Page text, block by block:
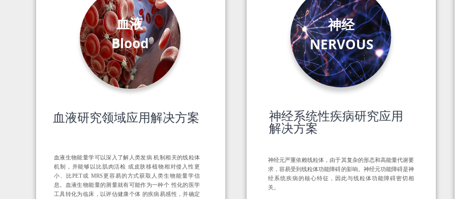
血液研究领域应用解决方案
血液生物能量学可以深入了解人类发病 机制相关的线粒体
机制，并能够以比肌肉活检 或皮肤移植物相对侵入性更
小、比PET或 MRS更容易的方式获取人类生物能量学信
息。血液生物能量的测量就有可能作为一种个 性化的医学
工具转化为临床，以评估健康个体 的疾病易感性，并确定
血液
Blood
神经元严重依赖线粒体，由于其复杂的形态和高能量代谢要
求，容易受到线粒体功能障碍的影响。神经元功能障碍是神
经系统疾病的核心特征，因此与线粒体功能障碍密切相
关。
神经系统性疾病研究应用
解决方案
神经
NERVOUS